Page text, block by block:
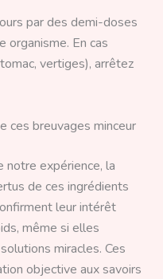
par des demi-doses
En cas
vertiges), arrêtez
ces breuvages minceur
expérience, la
de ces ingrédients
leur intérêt
même si elles
miracles. Ces
objective aux savoirs